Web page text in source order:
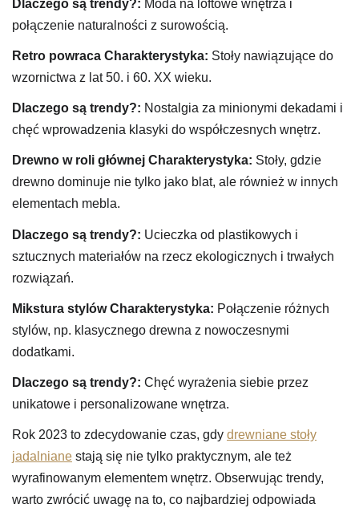
Dlaczego są trendy?: Moda na loftowe wnętrza i
połączenie naturalności z surowością.
Retro powraca Charakterystyka: Stoły nawiązujące do
wzornictwa z lat 50. i 60. XX wieku.
Dlaczego są trendy?: Nostalgia za minionymi dekadami i
chęć wprowadzenia klasyki do współczesnych wnętrz.
Drewno w roli głównej Charakterystyka: Stoły, gdzie
drewno dominuje nie tylko jako blat, ale również w innych
elementach mebla.
Dlaczego są trendy?: Ucieczka od plastikowych i
sztucznych materiałów na rzecz ekologicznych i trwałych
rozwiązań.
Mikstura stylów Charakterystyka: Połączenie różnych
stylów, np. klasycznego drewna z nowoczesnymi
dodatkami.
Dlaczego są trendy?: Chęć wyrażenia siebie przez
unikatowe i personalizowane wnętrza.
Rok 2023 to zdecydowanie czas, gdy drewniane stoły
jadalniane stają się nie tylko praktycznym, ale też
wyrafinowanym elementem wnętrz. Obserwując trendy,
warto zwrócić uwagę na to, co najbardziej odpowiada